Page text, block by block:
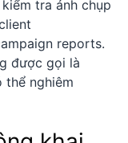
tra ảnh chụp
reports.
được gọi là
thể nghiêm